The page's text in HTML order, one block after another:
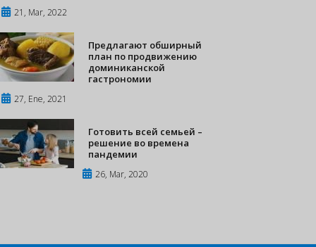
21, Mar, 2022
Предлагают обширный
план по продвижению
доминиканской
гастрономии
27, Ene, 2021
Готовить всей семьей –
решение во времена
пандемии
26, Mar, 2020